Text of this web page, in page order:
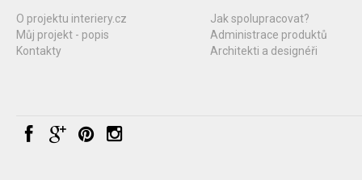
O projektu interiery.cz
Můj projekt - popis
Kontakty
Jak spolupracovat?
Administrace produktů
Architekti a designéři